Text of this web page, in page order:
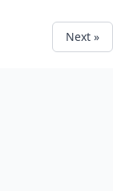
Next »